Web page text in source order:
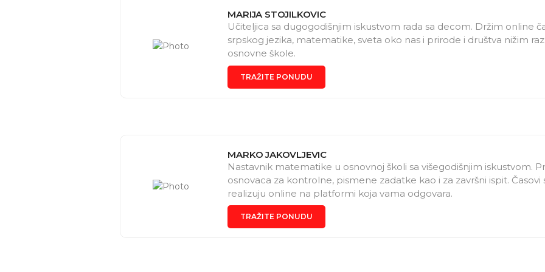
MARIJA STOJILKOVIC
Učiteljica sa dugogodišnjim iskustvom rada sa decom. Držim online
srpskog jezika, matematike, sveta oko nas i prirode i društva nižim
osnovne škole.
TRAŽITE PONUDU
MARKO JAKOVLJEVIC
Nastavnik matematike u osnovnoj školi sa višegodišnjim iskustvom.
osnovaca za kontrolne, pismene zadatke kao i za završni ispit. Časovi
realizuju online na platformi koja vama odgovara.
TRAŽITE PONUDU